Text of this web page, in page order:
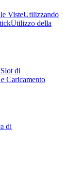
VisteUtilizzando
Utilizzo della
di
Caricamento
di